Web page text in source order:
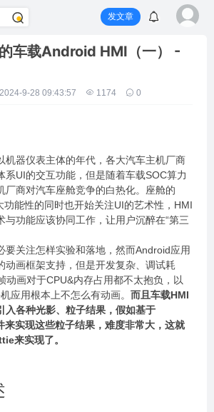
发文章
车载Android HMI（一） -
2024-9-28 09:43:57 1174 0
机器仪表主体的年代，各大汽车主机厂商
系UI的交互功能，但是随着车载SOC算力
厂商对汽车座舱竞争的白热化。座舱的
功能性的同时也开始关注UI的艺术性，HMI
与功能应该协同工作，让用户沉醉在“第三
要关注怎样实验和落地，然而Android应用
动画框架支持，但是开发复杂、调试耗
动画对于CPU&内存占用都不太抱负，以
应用根本上不怎么有动画。 而且车载HMI
入各种光影、粒子结果，假如基于
实现这些粒子结果，难度非常大，这就
来实现了。